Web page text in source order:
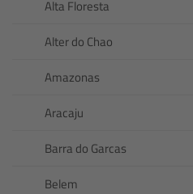
Alta Floresta
Alter do Chao
Amazonas
Aracaju
Barra do Garcas
Belem